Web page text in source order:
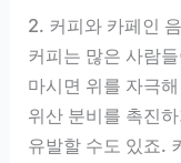
2. 커피와 카페인
커피는 많은 사람
마시면 위를 자극
위산 분비를 촉진
유발할 수도 있죠.